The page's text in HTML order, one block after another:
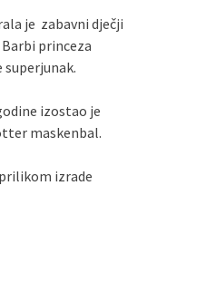
je zabavni dječji
princeza
superjunak.
izostao je
maskenbal.
izrade